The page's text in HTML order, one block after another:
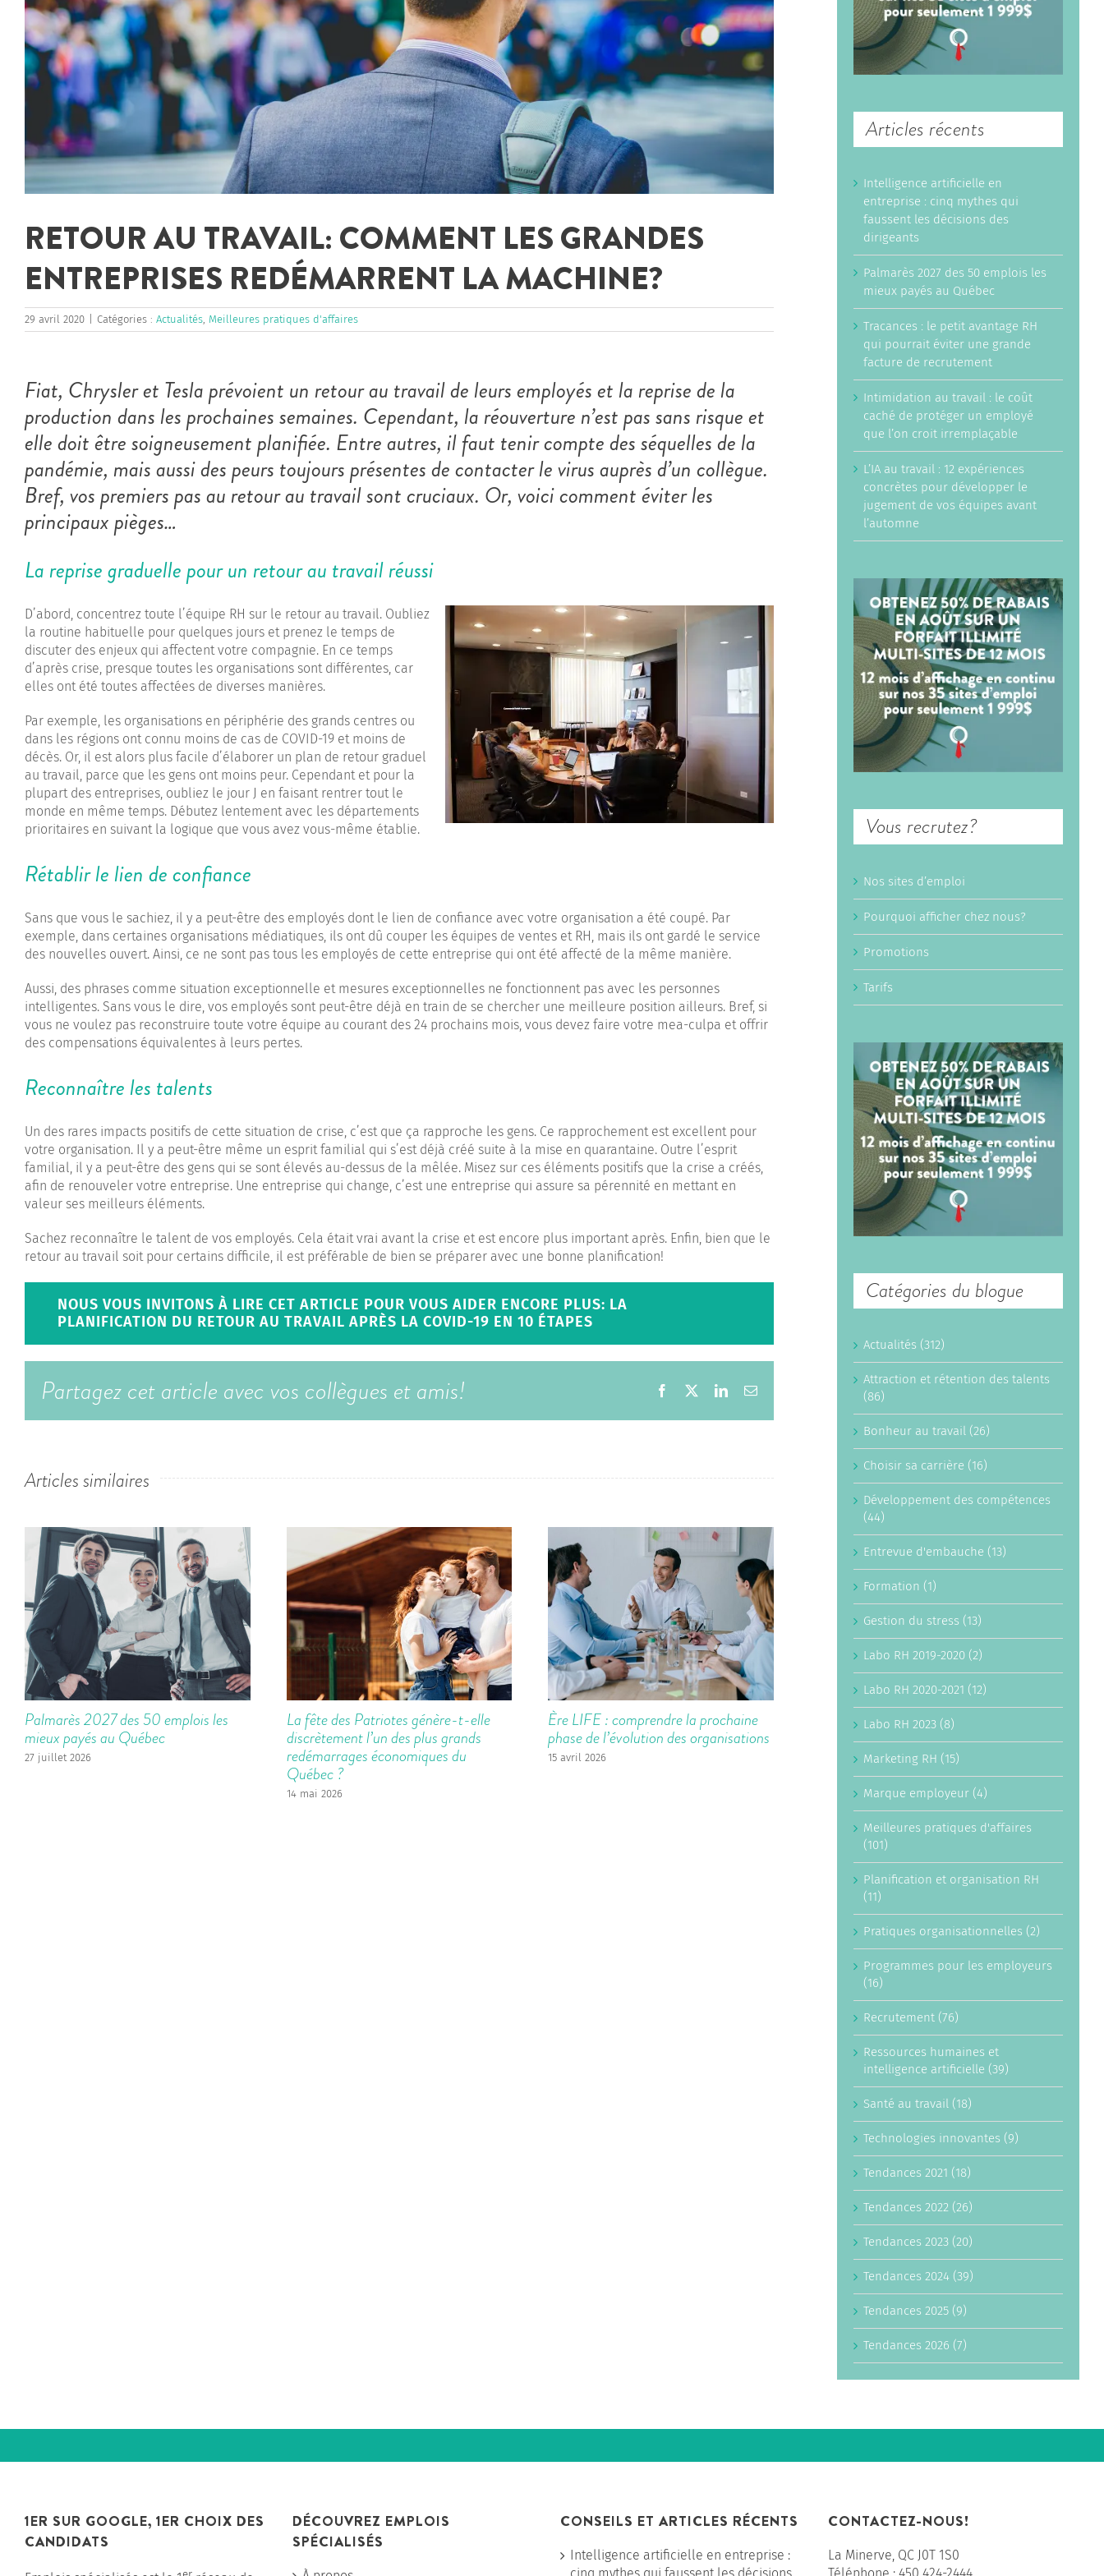
RETOUR AU TRAVAIL: COMMENT LES GRANDES
ENTREPRISES REDÉMARRENT LA MACHINE?
29 avril 2020 Catégories : Actualités Meilleures pratiques d'affaires
Fiat, Chrysler et Tesla prévoient un retour au travail de leurs employés et la reprise de la
production dans les prochaines semaines. Cependant, la réouverture n’est pas sans risque et
elle doit être soigneusement planifiée. Entre autres, il faut tenir compte des séquelles de la
pandémie, mais aussi des peurs toujours présentes de contacter le virus auprès d’un collègue.
Bref, vos premiers pas au retour au travail sont cruciaux. Or, voici comment éviter les
principaux pièges…
La reprise graduelle pour un retour au travail réussi
D’abord, concentrez toute l’équipe RH sur le retour au travail. Oubliez
la routine habituelle pour quelques jours et prenez le temps de
discuter des enjeux qui affectent votre compagnie. En ce temps
d’après crise, presque toutes les organisations sont différentes, car
elles ont été toutes affectées de diverses manières.
Par exemple, les organisations en périphérie des grands centres ou
dans les régions ont connu moins de cas de COVID-19 et moins de
décès. Or, il est alors plus facile d’élaborer un plan de retour graduel
au travail, parce que les gens ont moins peur. Cependant et pour la
plupart des entreprises, oubliez le jour J en faisant rentrer tout le
monde en même temps. Débutez lentement avec les départements
prioritaires en suivant la logique que vous avez vous-même établie.
Rétablir le lien de confiance
Sans que vous le sachiez, il y a peut-être des employés dont le lien de confiance avec votre organisation a été coupé. Par
exemple, dans certaines organisations médiatiques, ils ont dû couper les équipes de ventes et RH, mais ils ont gardé le service
des nouvelles ouvert. Ainsi, ce ne sont pas tous les employés de cette entreprise qui ont été affecté de la même manière.
Aussi, des phrases comme situation exceptionnelle et mesures exceptionnelles ne fonctionnent pas avec les personnes
intelligentes. Sans vous le dire, vos employés sont peut-être déjà en train de se chercher une meilleure position ailleurs. Bref, si
vous ne voulez pas reconstruire toute votre équipe au courant des 24 prochains mois, vous devez faire votre mea-culpa et offrir
des compensations équivalentes à leurs pertes.
Reconnaître les talents
Un des rares impacts positifs de cette situation de crise, c’est que ça rapproche les gens. Ce rapprochement est excellent pour
votre organisation. Il y a peut-être même un esprit familial qui s’est déjà créé suite à la mise en quarantaine. Outre l’esprit
familial, il y a peut-être des gens qui se sont élevés au-dessus de la mêlée. Misez sur ces éléments positifs que la crise a créés,
afin de renouveler votre entreprise. Une entreprise qui change, c’est une entreprise qui assure sa pérennité en mettant en
valeur ses meilleurs éléments.
Sachez reconnaître le talent de vos employés. Cela était vrai avant la crise et est encore plus important après. Enfin, bien que le
retour au travail soit pour certains difficile, il est préférable de bien se préparer avec une bonne planification!
NOUS VOUS INVITONS À LIRE CET ARTICLE POUR VOUS AIDER ENCORE PLUS: LA
PLANIFICATION DU RETOUR AU TRAVAIL APRÈS LA COVID-19 EN 10 ÉTAPES
Partagez cet article avec vos collègues et amis! Facebook
X LinkedInEmail
Articles similaires
Palmarès 2027 des 50 emplois les
mieux payés au Québec
27 juillet 2026
La fête des Patriotes génère-t-elle
discrètement l’un des plus grands
redémarrages économiques du
Québec ?
14 mai 2026
Ère LIFE : comprendre la prochaine
phase de l’évolution des organisations
15 avril 2026
Palmarès 2027 des 50 emplois les
mieux payés au Québec
27 juillet 2026
Articles récents
Intelligence artificielle en
entreprise : cinq mythes qui
faussent les décisions des
dirigeants
Palmarès 2027 des 50 emplois les
mieux payés au Québec
Tracances : le petit avantage RH
qui pourrait éviter une grande
facture de recrutement
Intimidation au travail : le coût
caché de protéger un employé
que l’on croit irremplaçable
L’IA au travail : 12 expériences
concrètes pour développer le
jugement de vos équipes avant
l’automne
Vous recrutez?
Nos sites d’emploi
Pourquoi afficher chez nous?
Promotions
Tarifs
Catégories du blogue
Actualités (312)
Attraction et rétention des talents
(86)
Bonheur au travail (26)
Choisir sa carrière (16)
Développement des compétences
(44)
Entrevue d'embauche (13)
Formation (1)
Gestion du stress (13)
Labo RH 2019-2020 (2)
Labo RH 2020-2021 (12)
Labo RH 2023 (8)
Marketing RH (15)
Marque employeur (4)
Meilleures pratiques d'affaires
(101)
Planification et organisation RH
(11)
Pratiques organisationnelles (2)
Programmes pour les employeurs
(16)
Recrutement (76)
Ressources humaines et
intelligence artificielle (39)
Santé au travail (18)
Technologies innovantes (9)
Tendances 2021 (18)
Tendances 2022 (26)
Tendances 2023 (20)
Tendances 2024 (39)
Tendances 2025 (9)
Tendances 2026 (7)
1ER SUR GOOGLE, 1ER CHOIX DES
CANDIDATS
DÉCOUVREZ EMPLOIS
SPÉCIALISÉS
CONSEILS ET ARTICLES RÉCENTS
Intelligence artificielle en entreprise :
cinq mythes qui faussent les décisions
CONTACTEZ-NOUS!
La Minerve, QC J0T 1S0
Téléphone : 450 424-2444